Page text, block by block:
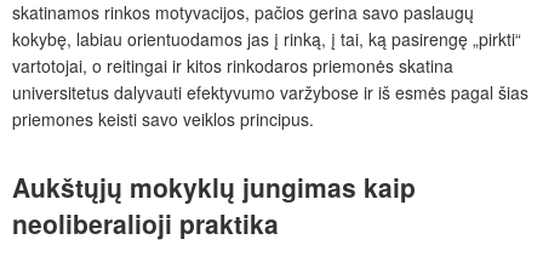
skatinamos rinkos motyvacijos, pačios gerina savo paslaugų
kokybę, labiau orientuodamos jas į rinką, į tai, ką pasirengę „pirkti“
vartotojai, o reitingai ir kitos rinkodaros priemonės skatina
universitetus dalyvauti efektyvumo varžybose ir iš esmės pagal šias
priemones keisti savo veiklos principus.
Aukštųjų mokyklų jungimas kaip
neoliberalioji praktika